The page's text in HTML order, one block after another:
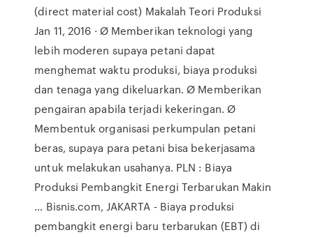
(direct material cost) Makalah Teori Produksi
Jan 11, 2016 · Ø Memberikan teknologi yang
lebih moderen supaya petani dapat
menghemat waktu produksi, biaya produksi
dan tenaga yang dikeluarkan. Ø Memberikan
pengairan apabila terjadi kekeringan. Ø
Membentuk organisasi perkumpulan petani
beras, supaya para petani bisa bekerjasama
untuk melakukan usahanya. PLN : Biaya
Produksi Pembangkit Energi Terbarukan Makin
... Bisnis.com, JAKARTA - Biaya produksi
pembangkit energi baru terbarukan (EBT) di